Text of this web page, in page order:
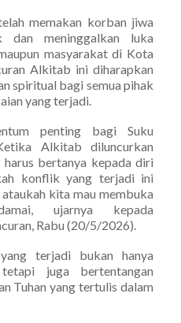
memakan korban jiwa
meninggalkan luka
masyarakat di Kota
Alkitab ini diharapkan
spiritual bagi semua pihak
yang terjadi.
penting bagi Suku
Alkitab diluncurkan
bertanya kepada diri
konflik yang terjadi ini
kita mau membuka
ujarnya kepada
Rabu (20/5/2026).
terjadi bukan hanya
juga bertentangan
Tuhan yang tertulis dalam